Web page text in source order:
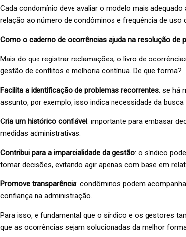
Cada condomínio deve avaliar o modelo mais adequado
relação ao número de condôminos e frequência de uso
Como o caderno de ocorrências ajuda na resolução de
Mais do que registrar reclamações, o livro de
gestão de conflitos e melhoria contínua. De que forma?
Facilita a identificação de problemas recorrentes: se há
assunto, por exemplo, isso indica necessidade da
Cria um histórico confiável: importante para embasar
medidas administrativas.
Contribui para a imparcialidade da gestão: o síndico
tomar decisões, evitando agir apenas com base em
Promove transparência: condôminos podem
confiança na administração.
Para isso, é fundamental que o síndico e os gestores
que as ocorrências sejam solucionadas da melhor